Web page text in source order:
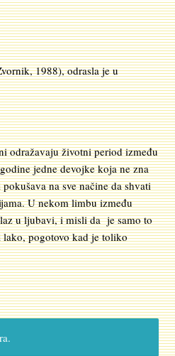
1988), odrasla je u
odražavaju životni period između
jedne devojke koja ne zna
na sve načine da shvati
U nekom limbu između
u ljubavi, i misli da je samo to
pogotovo kad je toliko